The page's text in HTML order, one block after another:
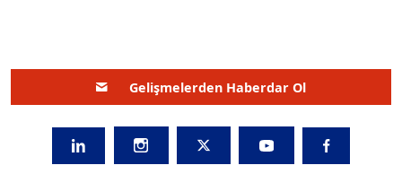
Gelişmelerden Haberdar Ol